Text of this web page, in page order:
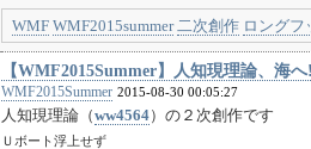
WMF WMF2015summer 二次創作 ロングフ
【WMF2015Summer】人知現理論、海
WMF2015Summer 2015-08-30 00:05:27
人知現理論（ww4564）の２次創作です
Ｕボート浮上せず